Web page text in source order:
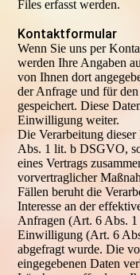
Files erfasst werden.
Kontaktformular
Wenn Sie uns per
werden Ihre Angaben
von Ihnen dort
der Anfrage und für
gespeichert. Diese
Einwilligung weiter.
Die Verarbeitung
Abs. 1 lit. b DSGVO,
eines Vertrags
vorvertraglicher
Fällen beruht die
Interesse an der
Anfragen (Art. 6 Abs.
Einwilligung (Art. 6
abgefragt wurde. Die
eingegebenen Daten